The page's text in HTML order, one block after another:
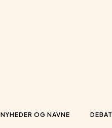
NYHEDER OG NAVNE DEBAT